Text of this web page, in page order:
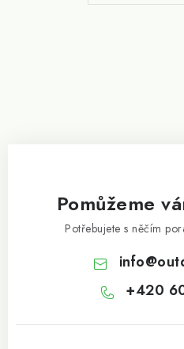
Pomůžeme
Potřebujete s něčím
info@
+420